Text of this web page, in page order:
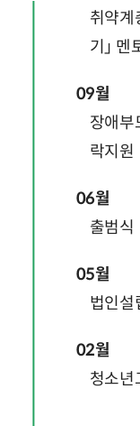
취약계
기」 멘
09월
장애부
락지원
06월
출범식
05월
법인설
02월
청소년